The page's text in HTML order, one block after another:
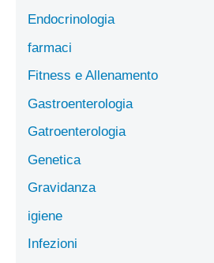
Endocrinologia
farmaci
Fitness e Allenamento
Gastroenterologia
Gatroenterologia
Genetica
Gravidanza
igiene
Infezioni